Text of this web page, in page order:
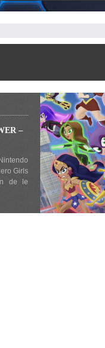
–
Girls
de le